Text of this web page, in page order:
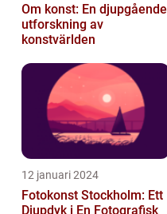
Om konst: En djupgående
utforskning av
konstvärlden
12 januari 2024
Fotokonst Stockholm: Ett
Djupdyk i En Fotografisk